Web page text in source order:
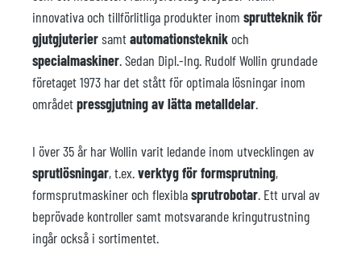
innovativa och tillförlitliga produkter inom sprutteknik för
gjutgjuteriersamtautomationsteknik och
specialmaskiner. Sedan Dipl.-Ing. Rudolf Wollin grundade
företaget 1973 har det stått för optimala lösningar inom
områdetpressgjutning av lätta metalldelar.
I över 35 år har Wollin varit ledande inom utvecklingen av
sprutlösningar, t.ex.verktyg för formsprutning,
formsprutmaskiner och flexiblasprutrobotar. Ett urval av
beprövade kontroller samt motsvarande kringutrustning
ingår också i sortimentet.